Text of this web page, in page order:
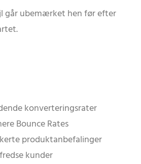
går ubemærket hen før efter
konverteringsrater
Bounce Rates
produktanbefalinger
kunder